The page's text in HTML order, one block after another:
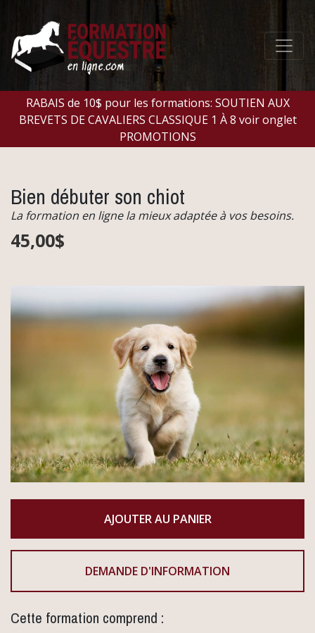
RABAIS de 10$ pour les formations: SOUTIEN AUX
BREVETS DE CAVALIERS CLASSIQUE 1 À 8 voir onglet
PROMOTIONS
Bien débuter son chiot
La formation en ligne la mieux adaptée à vos besoins.
45,00$
DEMANDE D'INFORMATION
Cette formation comprend :